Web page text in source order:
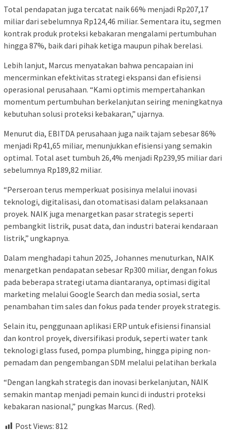
Total pendapatan juga tercatat naik 66% menjadi Rp207,17
miliar dari sebelumnya Rp124,46 miliar. Sementara itu, segmen
kontrak produk proteksi kebakaran mengalami pertumbuhan
hingga 87%, baik dari pihak ketiga maupun pihak berelasi.
Lebih lanjut, Marcus menyatakan bahwa pencapaian ini
mencerminkan efektivitas strategi ekspansi dan efisiensi
operasional perusahaan. “Kami optimis mempertahankan
momentum pertumbuhan berkelanjutan seiring meningkatnya
kebutuhan solusi proteksi kebakaran,” ujarnya.
Menurut dia, EBITDA perusahaan juga naik tajam sebesar 86%
menjadi Rp41,65 miliar, menunjukkan efisiensi yang semakin
optimal. Total aset tumbuh 26,4% menjadi Rp239,95 miliar dari
sebelumnya Rp189,82 miliar.
“Perseroan terus memperkuat posisinya melalui inovasi
teknologi, digitalisasi, dan otomatisasi dalam pelaksanaan
proyek. NAIK juga menargetkan pasar strategis seperti
pembangkit listrik, pusat data, dan industri baterai kendaraan
listrik,” ungkapnya.
Dalam menghadapi tahun 2025, Johannes menuturkan, NAIK
menargetkan pendapatan sebesar Rp300 miliar, dengan fokus
pada beberapa strategi utama diantaranya, optimasi digital
marketing melalui Google Search dan media sosial, serta
penambahan tim sales dan fokus pada tender proyek strategis.
Selain itu, penggunaan aplikasi ERP untuk efisiensi finansial
dan kontrol proyek, diversifikasi produk, seperti water tank
teknologi glass fused, pompa plumbing, hingga piping non-
pemadam dan pengembangan SDM melalui pelatihan berkala
“Dengan langkah strategis dan inovasi berkelanjutan, NAIK
semakin mantap menjadi pemain kunci di industri proteksi
kebakaran nasional,” pungkas Marcus. (Red).
Post Views: 812